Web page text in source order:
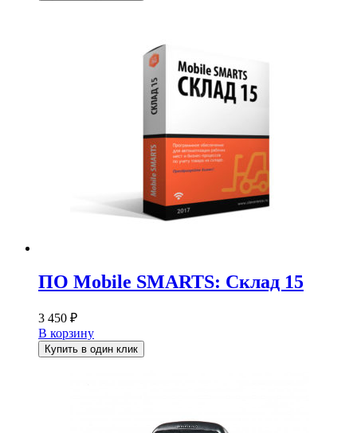
ПО Mobile SMARTS: Склад 15
3 450 ₽
В корзину
Купить в один клик